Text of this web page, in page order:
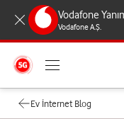
Vodafone
Vodafone A.Ş.
Ev İnternet Blog